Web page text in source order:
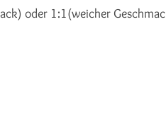
oder 1:1(weicher